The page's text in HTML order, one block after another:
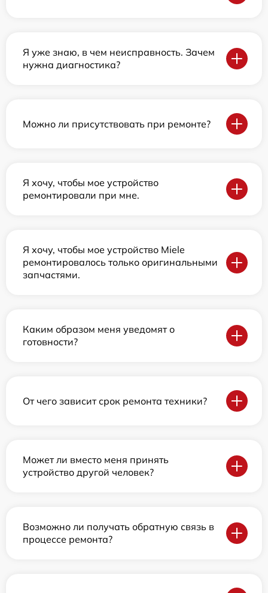
Я уже знаю, в чем неисправность. Зачем
нужна диагностика?
Можно ли присутствовать при ремонте?
Я хочу, чтобы мое устройство
ремонтировали при мне.
Я хочу, чтобы мое устройство Miele
ремонтировалось только оригинальными
запчастями.
Каким образом меня уведомят о
готовности?
От чего зависит срок ремонта техники?
Может ли вместо меня принять
устройство другой человек?
Возможно ли получать обратную связь в
процессе ремонта?